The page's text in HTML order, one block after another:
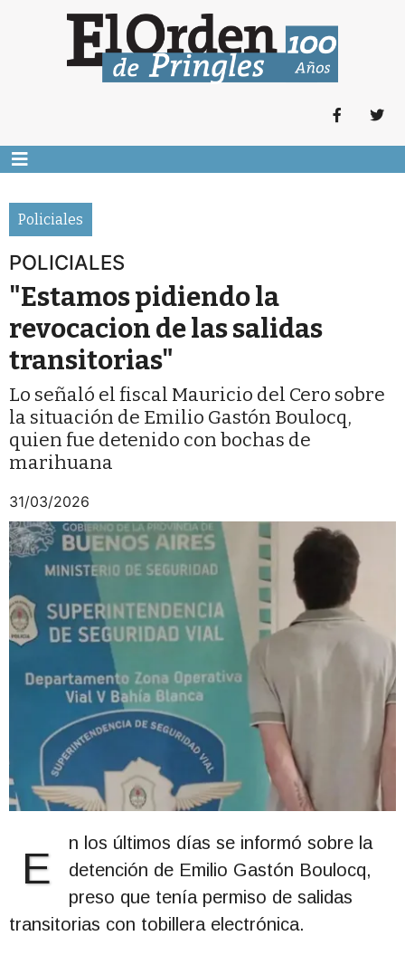
Policiales
POLICIALES
"Estamos pidiendo la
revocacion de las salidas
transitorias"
Lo señaló el fiscal Mauricio del Cero sobre
la situación de Emilio Gastón Boulocq,
quien fue detenido con bochas de
marihuana
31/03/2026
E
n los últimos días se informó sobre la
detención de Emilio Gastón Boulocq,
preso que tenía permiso de salidas
transitorias con tobillera electrónica.